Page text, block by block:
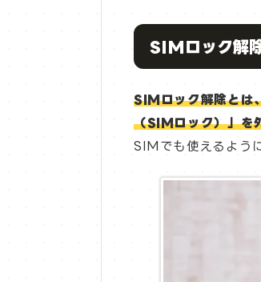
SIMロック解
SIMロック解除とは
（SIMロック）」を
SIMでも使えるよう